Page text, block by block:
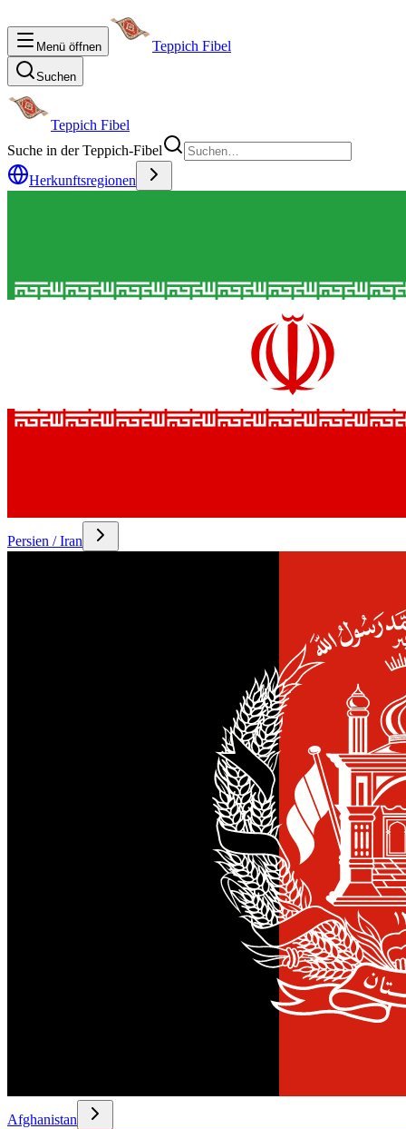
Menü öffnen Teppich Fibel
Suchen
Teppich Fibel
Suche in der Teppich-Fibel
Herkunftsregionen
Persien / Iran
Afghanistan